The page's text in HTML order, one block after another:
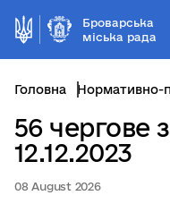
Броварська
міська рада
Головна Нормативно-
56 чергове
12.12.2023
08 August 2026